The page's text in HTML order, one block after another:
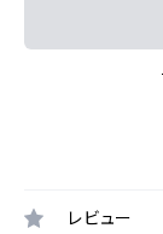
レビュー